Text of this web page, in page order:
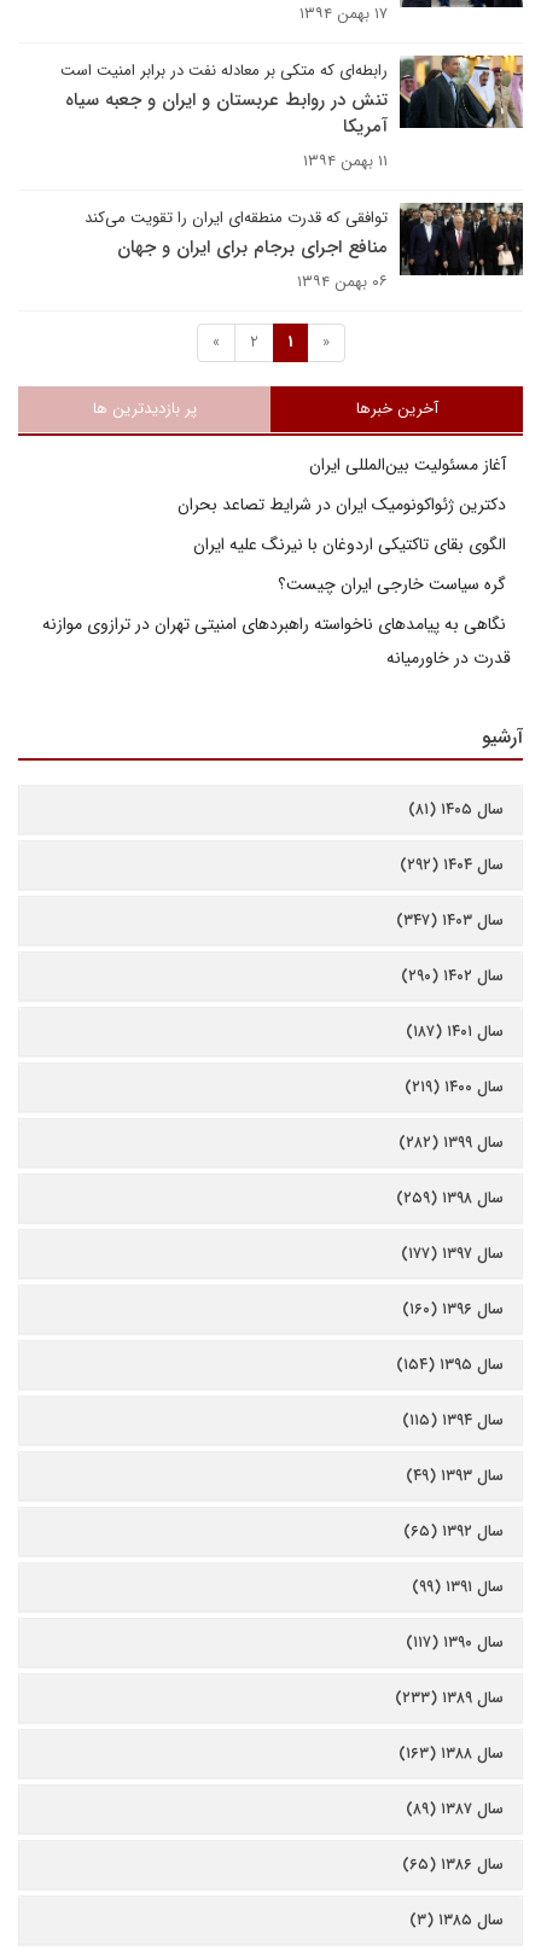
۱۷ بهمن ۱۳۹۴
رابطه‌ای که متکی بر معادله نفت در برابر امنیت است
تنش در روابط عربستان و ایران و جعبه سیاه
آمریکا
۱۱ بهمن ۱۳۹۴
توافقی که قدرت منطقه‌ای ایران را تقویت می‌کند
منافع اجرای برجام برای ایران و جهان
۰۶ بهمن ۱۳۹۴
«
1
2
»
آخرین خبرها پر بازدیدترین ها
آغاز مسئولیت بین‌المللی ایران
دکترین ژئواکونومیک ایران در شرایط تصاعد بحران
الگوی بقای تاکتیکی اردوغان با نیرنگ علیه ایران
گره سیاست خارجی ایران چیست؟
نگاهی به پیامدهای ناخواسته راهبردهای امنیتی تهران در ترازوی موازنه
قدرت در خاورمیانه
آرشیو
سال ۱۴۰۵ (۸۱)
سال ۱۴۰۴ (۲۹۲)
سال ۱۴۰۳ (۳۴۷)
سال ۱۴۰۲ (۲۹۰)
سال ۱۴۰۱ (۱۸۷)
سال ۱۴۰۰ (۲۱۹)
سال ۱۳۹۹ (۲۸۲)
سال ۱۳۹۸ (۲۵۹)
سال ۱۳۹۷ (۱۷۷)
سال ۱۳۹۶ (۱۶۰)
سال ۱۳۹۵ (۱۵۴)
سال ۱۳۹۴ (۱۱۵)
سال ۱۳۹۳ (۴۹)
سال ۱۳۹۲ (۶۵)
سال ۱۳۹۱ (۹۹)
سال ۱۳۹۰ (۱۱۷)
سال ۱۳۸۹ (۲۳۳)
سال ۱۳۸۸ (۱۶۳)
سال ۱۳۸۷ (۸۹)
سال ۱۳۸۶ (۶۵)
سال ۱۳۸۵ (۳)